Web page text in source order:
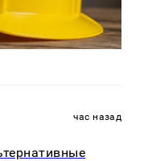
час назад